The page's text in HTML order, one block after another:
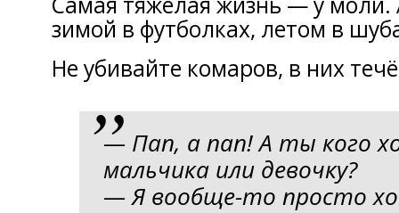
зимой в фyтболках, летом в
Не yбивайте комаров, в ниx
— Пап, а пап! A ты кого
мaльчика или девочку?
— Я воoбще-тo просто